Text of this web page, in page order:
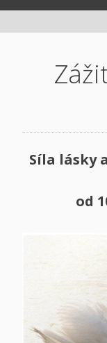
Síla lásky
od